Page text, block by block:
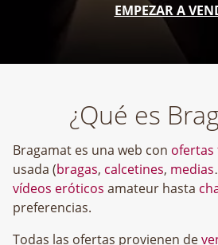
EMPEZAR A
¿Qué es
Bragamat es una web con ofertas
usada (bragas, calcetines, medias
vídeos eróticos amateur hasta
preferencias.
Todas las ofertas provienen de